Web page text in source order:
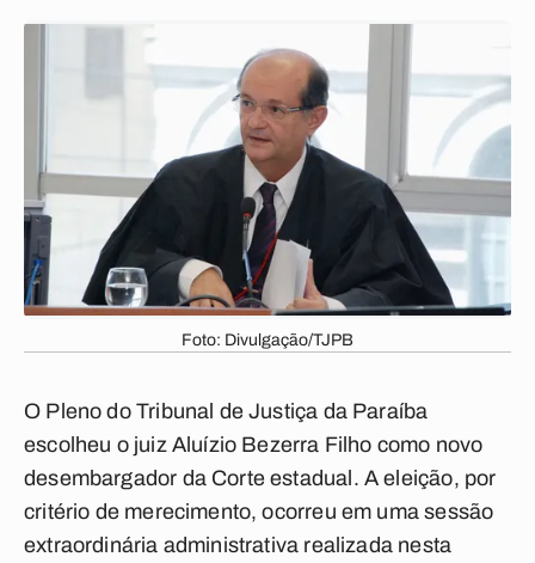
Foto: Divulgação/TJPB
O Pleno do Tribunal de Justiça da Paraíba
escolheu o juiz Aluízio Bezerra Filho como novo
desembargador da Corte estadual. A eleição, por
critério de merecimento, ocorreu em uma sessão
extraordinária administrativa realizada nesta